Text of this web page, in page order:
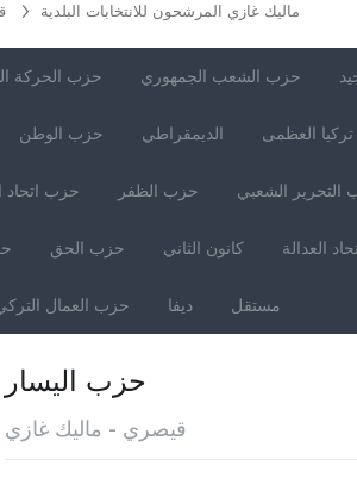
ماليك غازي المرشحون للانتخابات البلدية
حزب الحركة حزب الشعب الجمهوري
حزب الوطن الديمقراطي العظمى
حزب اتحاد حزب الظفر التحرير الشعبي
حزب الحق كانون الثاني العدالة
حزب العمال ديفا مستقل
حزب اليسار
قيصري - ماليك غازي